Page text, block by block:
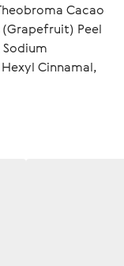
Cacao
Peel
Cinnamal,